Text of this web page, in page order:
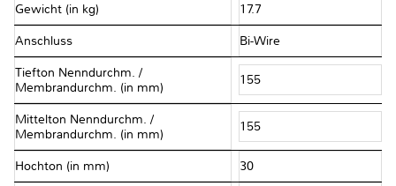
Gewicht (in kg) 17.7
Anschluss Bi-Wire
Tiefton Nenndurchm. /
Membrandurchm. (in mm)
155
Mittelton Nenndurchm. /
Membrandurchm. (in mm)
155
Hochton (in mm) 30